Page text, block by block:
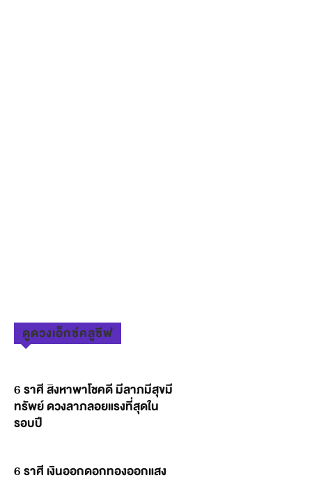
ดูดวงเอ็กซ์คลูซีฟ
6 ราศี สิงหาพาโชคดี มีลาภมีสุขมี
ทรัพย์ ดวงลาภลอยแรงที่สุดใน
รอบปี
6 ราศี เงินออกดอกทองออกแสง